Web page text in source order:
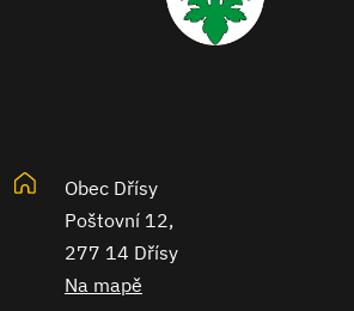
Obec Dřísy
Poštovní 12,
277 14 Dřísy
Na mapě